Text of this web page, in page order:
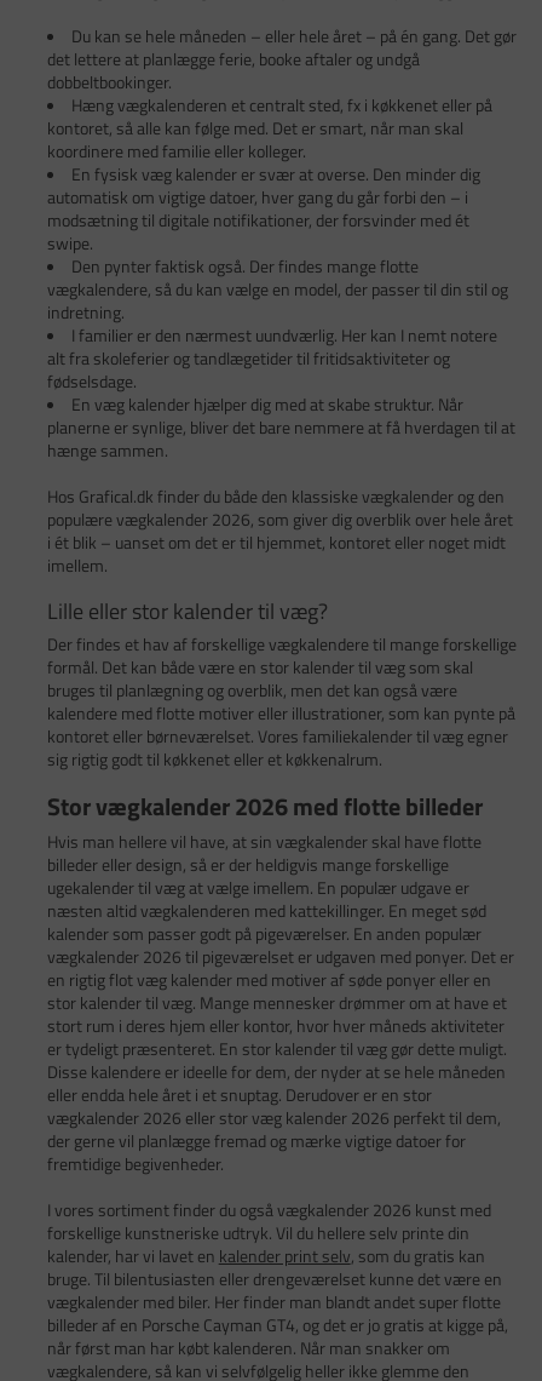
Du kan se hele måneden – eller hele året – på én gang. Det gør
det lettere at planlægge ferie, booke aftaler og undgå
dobbeltbookinger.
Hæng vægkalenderen et centralt sted, fx i køkkenet eller på
kontoret, så alle kan følge med. Det er smart, når man skal
koordinere med familie eller kolleger.
En fysisk væg kalender er svær at overse. Den minder dig
automatisk om vigtige datoer, hver gang du går forbi den – i
modsætning til digitale notifikationer, der forsvinder med ét
swipe.
Den pynter faktisk også. Der findes mange flotte
vægkalendere, så du kan vælge en model, der passer til din stil og
indretning.
I familier er den nærmest uundværlig. Her kan I nemt notere
alt fra skoleferier og tandlægetider til fritidsaktiviteter og
fødselsdage.
En væg kalender hjælper dig med at skabe struktur. Når
planerne er synlige, bliver det bare nemmere at få hverdagen til at
hænge sammen.
Hos Grafical.dk finder du både den klassiske vægkalender og den
populære vægkalender 2026, som giver dig overblik over hele året
i ét blik – uanset om det er til hjemmet, kontoret eller noget midt
imellem.
Lille eller stor kalender til væg?
Der findes et hav af forskellige vægkalendere til mange forskellige
formål. Det kan både være en stor kalender til væg som skal
bruges til planlægning og overblik, men det kan også være
kalendere med flotte motiver eller illustrationer, som kan pynte på
kontoret eller børneværelset. Vores familiekalender til væg egner
sig rigtig godt til køkkenet eller et køkkenalrum.
Stor vægkalender 2026 med flotte billeder
Hvis man hellere vil have, at sin vægkalender skal have flotte
billeder eller design, så er der heldigvis mange forskellige
ugekalender til væg at vælge imellem. En populær udgave er
næsten altid vægkalenderen med kattekillinger. En meget sød
kalender som passer godt på pigeværelser. En anden populær
vægkalender 2026 til pigeværelset er udgaven med ponyer. Det er
en rigtig flot væg kalender med motiver af søde ponyer eller en
stor kalender til væg. Mange mennesker drømmer om at have et
stort rum i deres hjem eller kontor, hvor hver måneds aktiviteter
er tydeligt præsenteret. En stor kalender til væg gør dette muligt.
Disse kalendere er ideelle for dem, der nyder at se hele måneden
eller endda hele året i et snuptag. Derudover er en stor
vægkalender 2026 eller stor væg kalender 2026 perfekt til dem,
der gerne vil planlægge fremad og mærke vigtige datoer for
fremtidige begivenheder.
I vores sortiment finder du også vægkalender 2026 kunst med
forskellige kunstneriske udtryk. Vil du hellere selv printe din
kalender, har vi lavet en kalender print selv, som du gratis kan
bruge. Til bilentusiasten eller drengeværelset kunne det være en
vægkalender med biler. Her finder man blandt andet super flotte
billeder af en Porsche Cayman GT4, og det er jo gratis at kigge på,
når først man har købt kalenderen. Når man snakker om
vægkalendere, så kan vi selvfølgelig heller ikke glemme den